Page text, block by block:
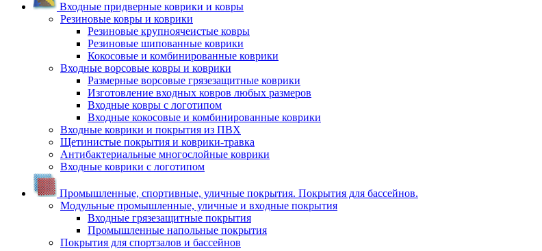
Входные придверные коврики и ковры
Резиновые ковры и коврики
Резиновые крупноячеистые ковры
Резиновые шипованные коврики
Кокосовые и комбинированные коврики
Входные ворсовые ковры и коврики
Размерные ворсовые грязезащитные коврики
Изготовление входных ковров любых размеров
Входные ковры с логотипом
Входные кокосовые и комбинированные коврики
Входные коврики и покрытия из ПВХ
Щетинистые покрытия и коврики-травка
Антибактериальные многослойные коврики
Входные коврики с логотипом
Промышленные, спортивные, уличные покрытия. Покрытия для бассейнов.
Модульные промышленные, уличные и входные покрытия
Входные грязезащитные покрытия
Промышленные напольные покрытия
Покрытия для спортзалов и бассейнов